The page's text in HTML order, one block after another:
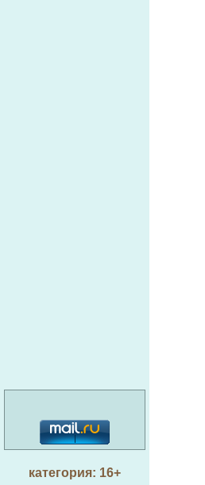
категория: 16+